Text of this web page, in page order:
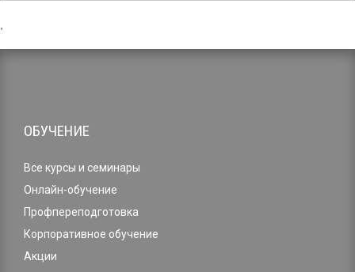
ОБУЧЕНИЕ
Все курсы и семинары
Онлайн-обучение
Профпереподготовка
Корпоративное обучение
Акции